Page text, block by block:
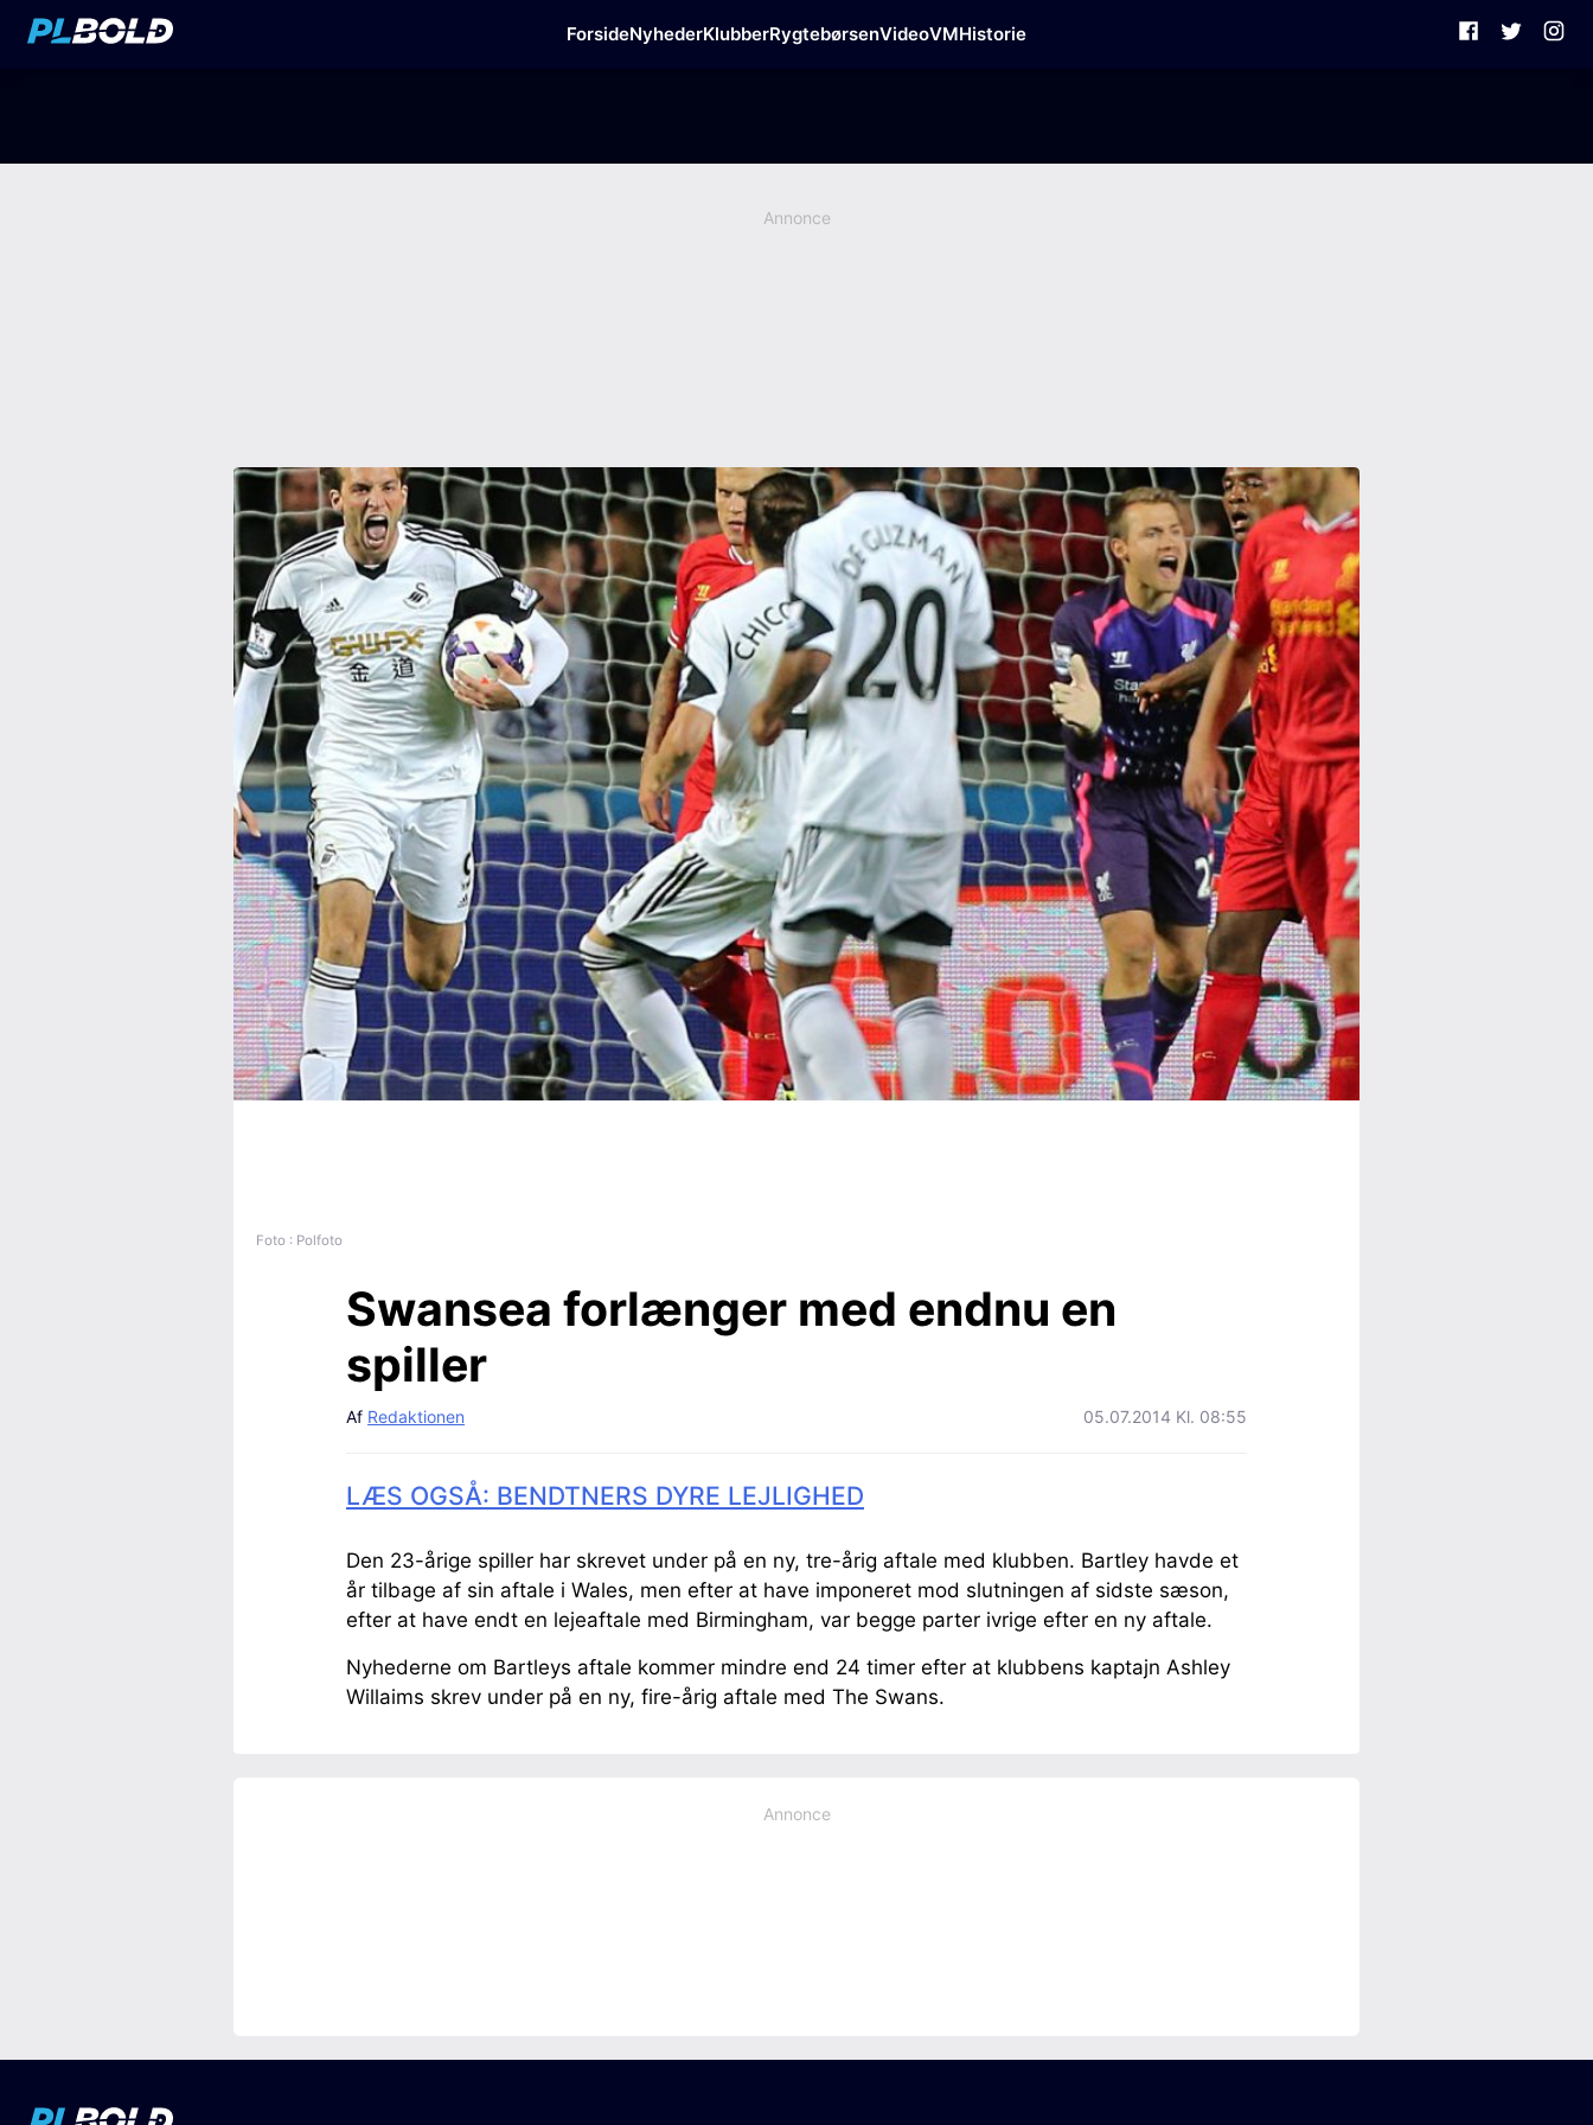
ForsideNyhederKlubberRygtebørsenVideoVMHistorie
Annonce
Foto : Polfoto
Swansea forlænger med endnu en
spiller
Af Redaktionen 05.07.2014 Kl. 08:55
LÆS OGSÅ: BENDTNERS DYRE LEJLIGHED
Den 23-årige spiller har skrevet under på en ny, tre-årig aftale med klubben. Bartley havde et
år tilbage af sin aftale i Wales, men efter at have imponeret mod slutningen af sidste sæson,
efter at have endt en lejeaftale med Birmingham, var begge parter ivrige efter en ny aftale.
Nyhederne om Bartleys aftale kommer mindre end 24 timer efter at klubbens kaptajn Ashley
Willaims skrev under på en ny, fire-årig aftale med The Swans.
Annonce